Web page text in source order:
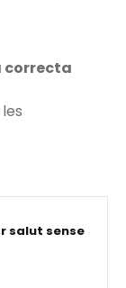
correcta
salut sense